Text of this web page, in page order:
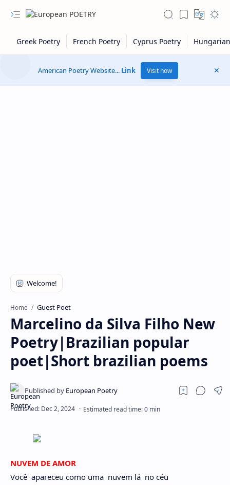
PageSpeed Insights
American Poetry Website... Link Visit now
Home Guest Poet
Marcelino da Silva Filho New
Poetry|Brazilian popular
poet|Short brazilian poems
NUVEM DE AMOR
Você apareceu como uma nuvem lá no céu